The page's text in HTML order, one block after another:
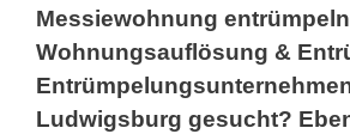
Messiewohnung
Wohnungsauflösung &
Ludwigsburg gesucht?